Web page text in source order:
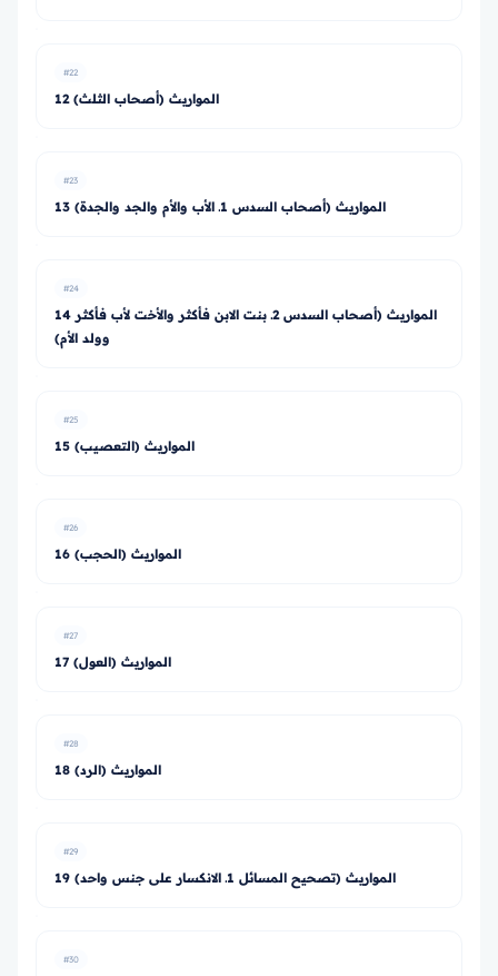
#22
12 المواريث (أصحاب الثلث)
#23
13 المواريث (أصحاب السدس 1ـ الأب والأم والجد والجدة)
#24
14 المواريث (أصحاب السدس 2ـ بنت الابن فأكثر والأخت لأب فأكثر
وولد الأم)
#25
15 المواريث (التعصيب)
#26
16 المواريث (الحجب)
#27
17 المواريث (العول)
#28
18 المواريث (الرد)
#29
19 المواريث (تصحيح المسائل 1ـ الانكسار على جنس واحد)
#30